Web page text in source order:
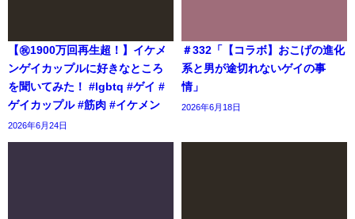
【㊗️1900万回再生超！】イケメ
ンゲイカップルに好きなところ
を聞いてみた！ #lgbtq #ゲイ #
ゲイカップル #筋肉 #イケメン
2026年6月24日
＃332「【コラボ】おこげの進化
系と男が途切れないゲイの事
情」
2026年6月18日